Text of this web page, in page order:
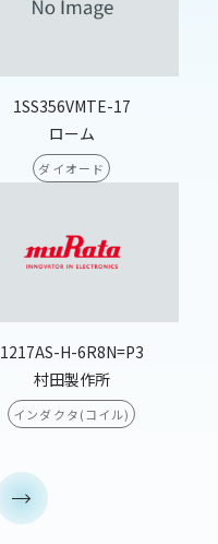
1SS356VMTE-17
ローム
ダイオード
1217AS-H-6R8N=P3
村田製作所
インダクタ(コイル)